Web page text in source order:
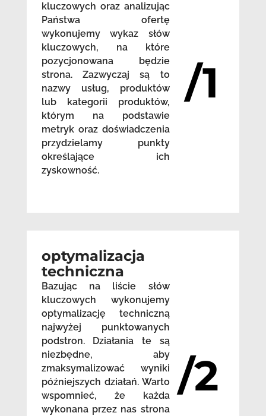
kluczowych oraz analizując
Państwa ofertę
wykonujemy wykaz słów
kluczowych, na które
pozycjonowana będzie
strona. Zazwyczaj są to
nazwy usług, produktów
lub kategorii produktów,
którym na podstawie
metryk oraz doświadczenia
przydzielamy punkty
określające ich
zyskowność.
/1
optymalizacja
techniczna
Bazując na liście słów
kluczowych wykonujemy
optymalizację techniczną
najwyżej punktowanych
podstron. Działania te są
niezbędne, aby
zmaksymalizować wyniki
późniejszych działań. Warto
wspomnieć, że każda
wykonana przez nas strona
/2